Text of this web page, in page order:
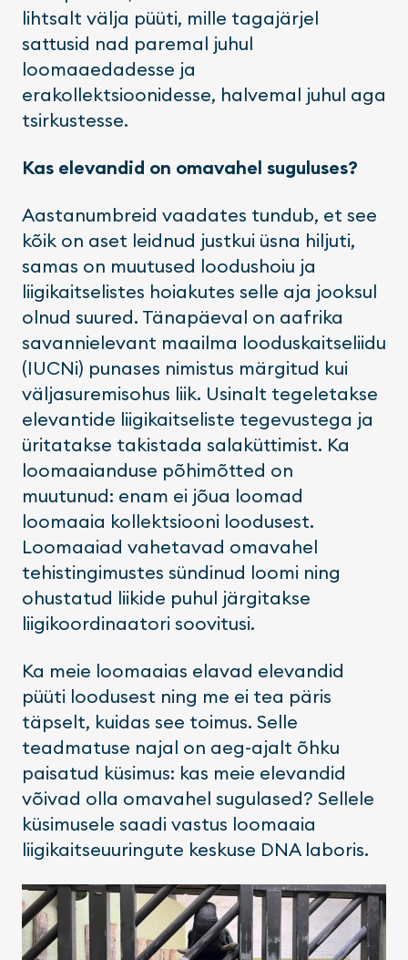
lihtsalt välja püüti, mille tagajärjel
sattusid nad paremal juhul
loomaaedadesse ja
erakollektsioonidesse, halvemal juhul aga
tsirkustesse.
Kas elevandid on omavahel suguluses?
Aastanumbreid vaadates tundub, et see
kõik on aset leidnud justkui üsna hiljuti,
samas on muutused loodushoiu ja
liigikaitselistes hoiakutes selle aja jooksul
olnud suured. Tänapäeval on aafrika
savannielevant maailma looduskaitseliidu
(IUCNi) punases nimistus märgitud kui
väljasuremisohus liik. Usinalt tegeletakse
elevantide liigikaitseliste tegevustega ja
üritatakse takistada salaküttimist. Ka
loomaaianduse põhimõtted on
muutunud: enam ei jõua loomad
loomaaia kollektsiooni loodusest.
Loomaaiad vahetavad omavahel
tehistingimustes sündinud loomi ning
ohustatud liikide puhul järgitakse
liigikoordinaatori soovitusi.
Ka meie loomaaias elavad elevandid
püüti loodusest ning me ei tea päris
täpselt, kuidas see toimus. Selle
teadmatuse najal on aeg-ajalt õhku
paisatud küsimus: kas meie elevandid
võivad olla omavahel sugulased? Sellele
küsimusele saadi vastus loomaaia
liigikaitseuuringute keskuse DNA laboris.